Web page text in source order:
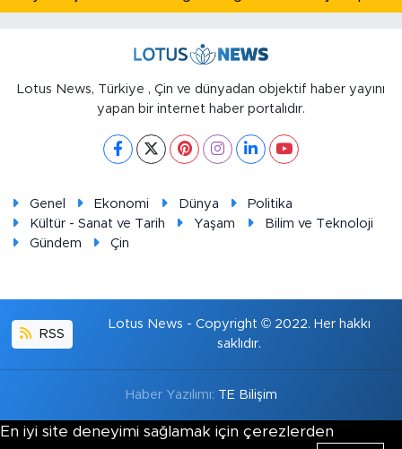
Lotus News, Türkiye , Çin ve dünyadan objektif haber yayını
yapan bir internet haber portalıdır.
Genel Ekonomi Dünya
Politika
Kültür - Sanat ve Tarih
Yaşam
Bilim ve Teknoloji
Gündem
Çin
RSS
Lotus News - Copyright © 2022. Her hakkı
saklıdır.
Haber Yazılımı: TE Bilişim
En iyi site deneyimi sağlamak için çerezlerden